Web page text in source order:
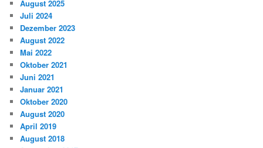
August 2025
Juli 2024
Dezember 2023
August 2022
Mai 2022
Oktober 2021
Juni 2021
Januar 2021
Oktober 2020
August 2020
April 2019
August 2018